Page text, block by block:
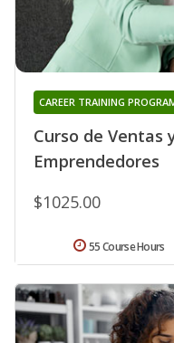
Curso de Ventas
Emprendedores
CAREER TRAINING
$1025.00
55 Course Hours